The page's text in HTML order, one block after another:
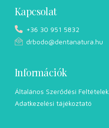
Kapcsolat
+36 30 951 5832
drbodo@dentanatura.hu
Információk
Általános Szerődési Feltételek
Adatkezelési tájékoztató